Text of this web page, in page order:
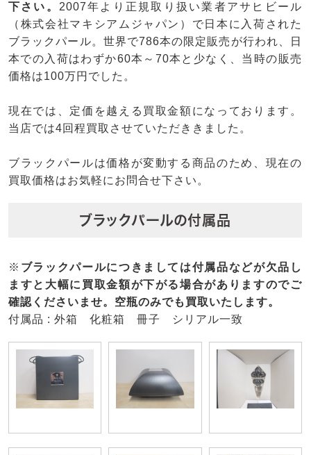
下さい。 2007年より正規取り扱い業者アサヒビール
（株式会社マキシアムジャパン）で日本に入荷された
ブラックパール。世界で786本の限定販売が行われ、日
本での入荷はわずか60本～70本と少なく、当時の販売
価格は100万円でした。
現在では、定価を越える買取金額になっております。
当店では4回程買取させていただききました。
ブラックパールは価格が変動する商品のため、現在の
買取価格はお気軽にお問合せ下さい。
ブラックパールの付属品
※ ブラックパールにつきましては付属品などが欠品し
ますと大幅に買取金額が下がる場合がありますのでご
確認くださいませ。空瓶のみでも買取いたします。
付属品 : 外箱 化粧箱 冊子 シリアル一致